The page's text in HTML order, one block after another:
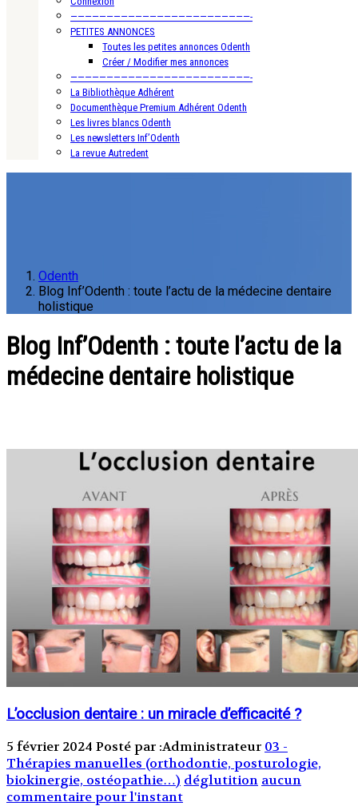
—————————————————————————-
PETITES ANNONCES
Toutes les petites annonces Odenth
Créer / Modifier mes annonces
—————————————————————————-
La Bibliothèque Adhérent
Documenthèque Premium Adhérent Odenth
Les livres blancs Odenth
Les newsletters Inf’Odenth
La revue Autredent
Odenth
Blog Inf’Odenth : toute l’actu de la médecine dentaire
holistique
Blog Inf’Odenth : toute l’actu de la
médecine dentaire holistique
L’occlusion dentaire : un miracle d’efficacité ?
5 février 2024 Posté par :Administrateur 03 -
Thérapies manuelles (orthodontie, posturologie,
biokinergie, ostéopathie…) déglutition aucun
commentaire pour l'instant